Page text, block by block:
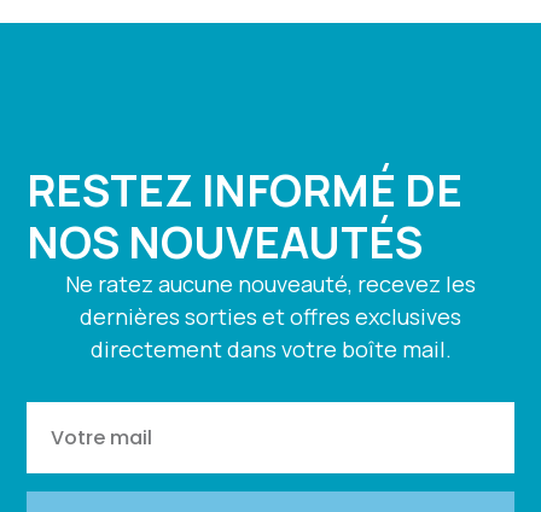
RESTEZ INFORMÉ DE
NOS NOUVEAUTÉS
Ne ratez aucune nouveauté, recevez les
dernières sorties et offres exclusives
directement dans votre boîte mail.